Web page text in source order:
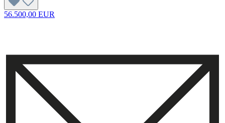
56.500,00 EUR